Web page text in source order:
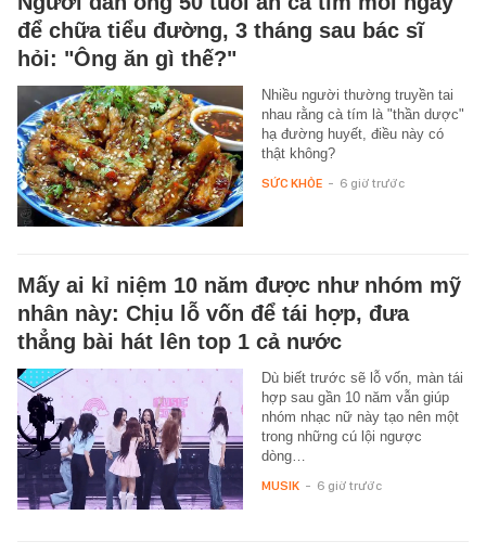
để chữa tiểu đường, 3 tháng sau bác sĩ
hỏi: "Ông ăn gì thế?"
Nhiều người thường truyền tai
nhau rằng cà tím là "thần dược"
hạ đường huyết, điều này có
thật không?
SỨC KHỎE - 6 giờ trước
Mấy ai kỉ niệm 10 năm được như nhóm mỹ
nhân này: Chịu lỗ vốn để tái hợp, đưa
thẳng bài hát lên top 1 cả nước
Dù biết trước sẽ lỗ vốn, màn tái
hợp sau gần 10 năm vẫn giúp
nhóm nhạc nữ này tạo nên một
trong những cú lội ngược
dòng…
MUSIK - 6 giờ trước